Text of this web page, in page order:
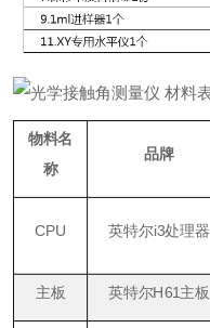
物料名
称
品牌
CPU 英特尔i3处理器
主板 英特尔H61主板